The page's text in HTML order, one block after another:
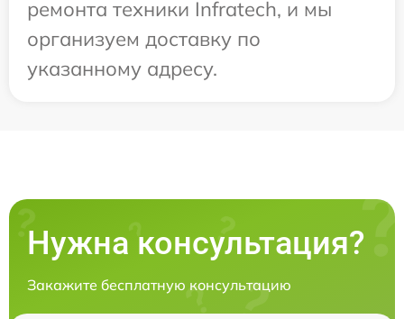
ремонта техники Infratech, и мы
организуем доставку по
указанному адресу.
Нужна консультация?
Закажите бесплатную консультацию